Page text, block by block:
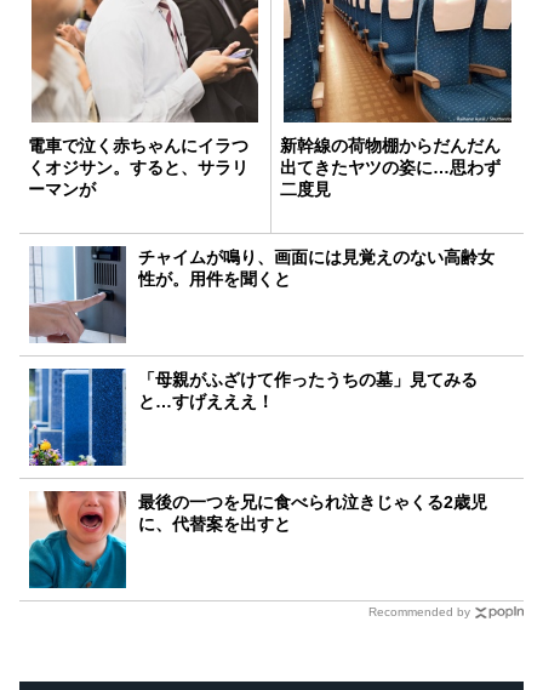
電車で泣く赤ちゃんにイラつ
くオジサン。すると、サラリ
ーマンが
新幹線の荷物棚からだんだん
出てきたヤツの姿に…思わず
二度見
チャイムが鳴り、画面には見覚えのない高齢女
性が。用件を聞くと
「母親がふざけて作ったうちの墓」見てみる
と…すげえええ！
最後の一つを兄に食べられ泣きじゃくる2歳児
に、代替案を出すと
Recommended by